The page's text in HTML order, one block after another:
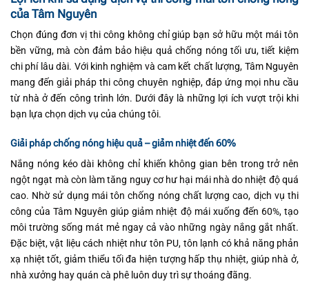
của Tâm Nguyên
Chọn đúng đơn vị thi công không chỉ giúp bạn sở hữu một mái tôn
bền vững, mà còn đảm bảo hiệu quả chống nóng tối ưu, tiết kiệm
chi phí lâu dài. Với kinh nghiệm và cam kết chất lượng, Tâm Nguyên
mang đến giải pháp thi công chuyên nghiệp, đáp ứng mọi nhu cầu
từ nhà ở đến công trình lớn. Dưới đây là những lợi ích vượt trội khi
bạn lựa chọn dịch vụ của chúng tôi.
Giải pháp chống nóng hiệu quả – giảm nhiệt đến 60%
Nắng nóng kéo dài không chỉ khiến không gian bên trong trở nên
ngột ngạt mà còn làm tăng nguy cơ hư hại mái nhà do nhiệt độ quá
cao. Nhờ sử dụng mái tôn chống nóng chất lượng cao, dịch vụ thi
công của Tâm Nguyên giúp giảm nhiệt độ mái xuống đến 60%, tạo
môi trường sống mát mẻ ngay cả vào những ngày nắng gắt nhất.
Đặc biệt, vật liệu cách nhiệt như tôn PU, tôn lạnh có khả năng phản
xạ nhiệt tốt, giảm thiểu tối đa hiện tượng hấp thụ nhiệt, giúp nhà ở,
nhà xưởng hay quán cà phê luôn duy trì sự thoáng đãng.